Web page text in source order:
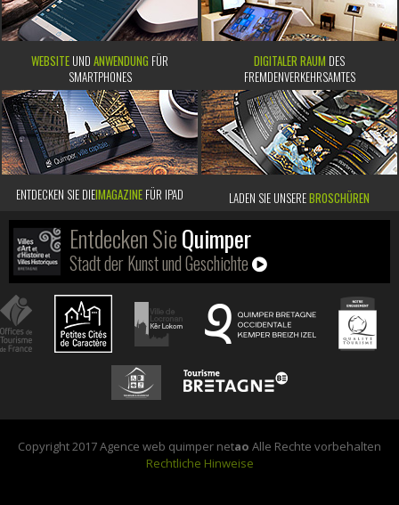
WEBSITE UND ANWENDUNG FÜR
SMARTPHONES
DIGITALER RAUM DES
FREMDENVERKEHRSAMTES
ENTDECKEN SIE DIEIMAGAZINE FÜR IPAD LADEN SIE UNSEREBROSCHÜREN
Entdecken SieQuimper
Stadt der Kunst und Geschichte
Copyright 2017 Agence web quimper netao Alle Rechte vorbehalten
Rechtliche Hinweise